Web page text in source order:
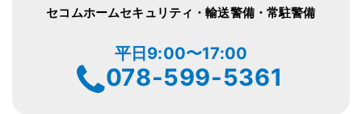
セコムホームセキュリティ・輸送警備・常駐警備
平日9:00〜17:00
078-599-5361